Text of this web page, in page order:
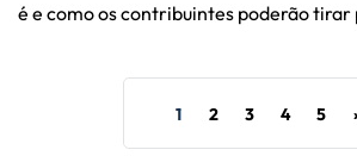
é e como os contribuintes poderão
1 2 3 4 5